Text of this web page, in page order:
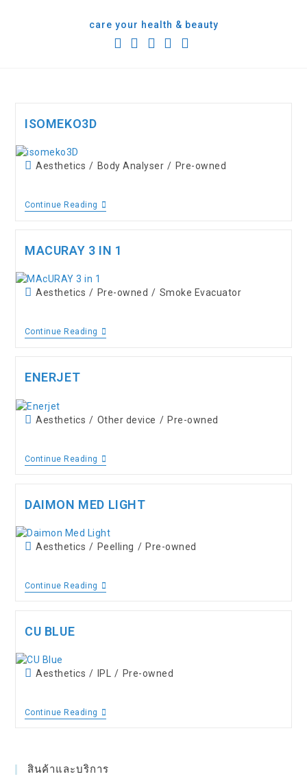
care your health & beauty
ISOMEKO3D
Aesthetics / Body Analyser / Pre-owned
Continue Reading
MACURAY 3 IN 1
Aesthetics / Pre-owned / Smoke Evacuator
Continue Reading
ENERJET
Aesthetics / Other device / Pre-owned
Continue Reading
DAIMON MED LIGHT
Aesthetics / Peelling / Pre-owned
Continue Reading
CU BLUE
Aesthetics / IPL / Pre-owned
Continue Reading
สินค้าและบริการ